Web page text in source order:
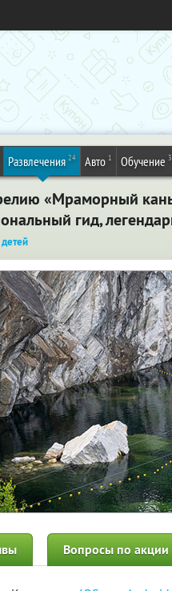
Развлечения 24 Авто 1 Обучение
«Мраморный
гид,
Вопросы по акции